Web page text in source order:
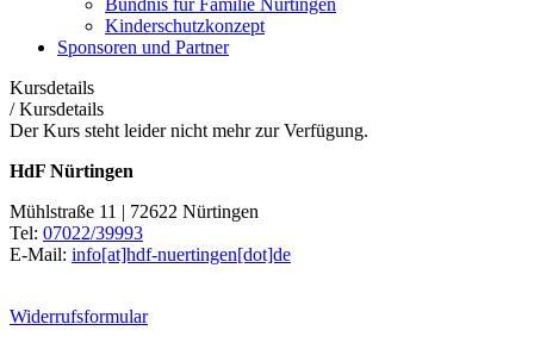
Bündnis für Familie Nürtingen
Kinderschutzkonzept
Sponsoren und Partner
Kursdetails
/Kursdetails
Der Kurs steht leider nicht mehr zur Verfügung.
HdF Nürtingen
Mühlstraße 11 | 72622 Nürtingen
Tel: 07022/39993
E-Mail: info[at]hdf-nuertingen[dot]de
Widerrufsformular